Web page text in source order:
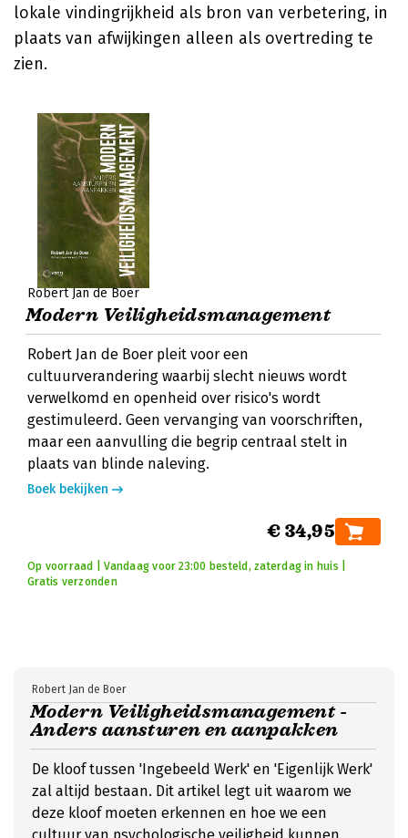
lokale vindingrijkheid als bron van verbetering, in
plaats van afwijkingen alleen als overtreding te
zien.
Robert Jan de Boer
Modern Veiligheidsmanagement
Robert Jan de Boer pleit voor een
cultuurverandering waarbij slecht nieuws wordt
verwelkomd en openheid over risico's wordt
gestimuleerd. Geen vervanging van voorschriften,
maar een aanvulling die begrip centraal stelt in
plaats van blinde naleving.
Boek bekijken
€ 34,95
Op voorraad | Vandaag voor 23:00 besteld, zaterdag in huis |
Gratis verzonden
Modern Veiligheidsmanagement -
Anders aansturen en aanpakken
Robert Jan de Boer
De kloof tussen 'Ingebeeld Werk' en 'Eigenlijk Werk'
zal altijd bestaan. Dit artikel legt uit waarom we
deze kloof moeten erkennen en hoe we een